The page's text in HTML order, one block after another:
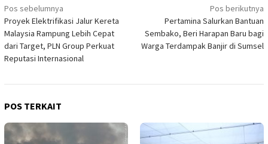
Navigasi
pos
Pos sebelumnya
Proyek Elektrifikasi Jalur Kereta
Malaysia Rampung Lebih Cepat
dari Target, PLN Group Perkuat
Reputasi Internasional
Pos berikutnya
Pertamina Salurkan Bantuan
Sembako, Beri Harapan Baru bagi
Warga Terdampak Banjir di Sumsel
POS TERKAIT